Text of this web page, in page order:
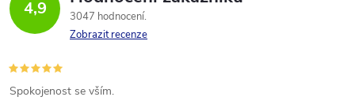
4,9
3047 hodnocení
Zobrazit recenze
Spokojenost se vším.